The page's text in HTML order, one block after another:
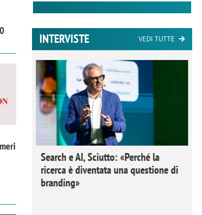
INTERVISTE VEDI TUTTE
i
Search e AI, Sciutto: «Perché la
ricerca è diventata una questione di
branding»